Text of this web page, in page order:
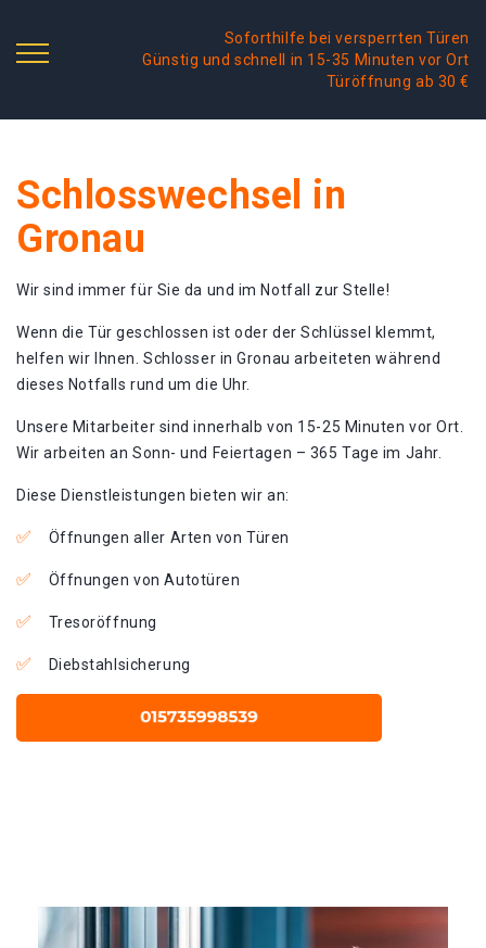
Soforthilfe bei versperrten Türen
Günstig und schnell in 15-35 Minuten vor Ort
Türöffnung ab 30 €
Schlosswechsel in
Gronau
Wir sind immer für Sie da und im Notfall zur Stelle!
Wenn die Tür geschlossen ist oder der Schlüssel klemmt,
helfen wir Ihnen. Schlosser in Gronau arbeiteten während
dieses Notfalls rund um die Uhr.
Unsere Mitarbeiter sind innerhalb von 15-25 Minuten vor Ort.
Wir arbeiten an Sonn- und Feiertagen – 365 Tage im Jahr.
Diese Dienstleistungen bieten wir an:
Öffnungen aller Arten von Türen
Öffnungen von Autotüren
Tresoröffnung
Diebstahlsicherung